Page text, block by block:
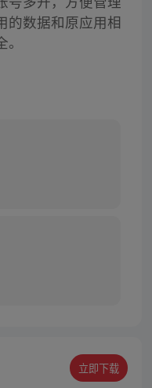
的数据和原应用相
立即下载